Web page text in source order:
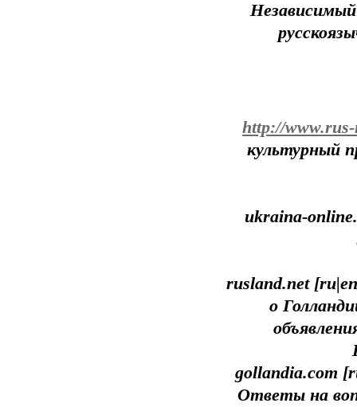
http://
культурный
ukraina-
rusland.net
о
gollandia.com
Ответы на